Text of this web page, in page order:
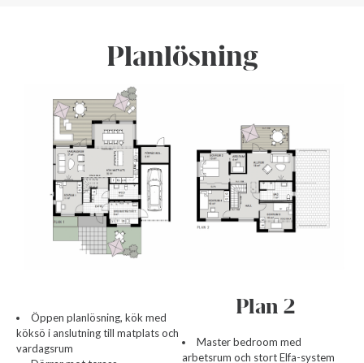
Planlösning
Öppen planlösning, kök med
köksö i anslutning till matplats och
vardagsrum
Plan 2
Master bedroom med
arbetsrum och stort Elfa-system